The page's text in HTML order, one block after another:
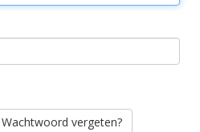
Wachtwoord vergeten?